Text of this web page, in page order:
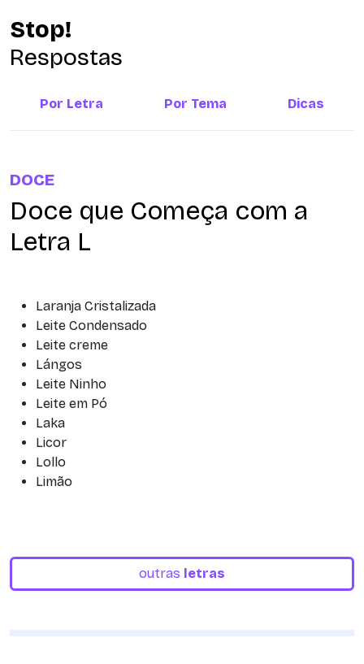
Stop!
Respostas
Por Letra Por Tema Dicas
DOCE
Doce que Começa com a
Letra L
Laranja Cristalizada
Leite Condensado
Leite creme
Lángos
Leite Ninho
Leite em Pó
Laka
Licor
Lollo
Limão
outras letras